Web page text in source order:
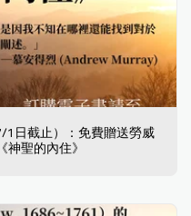
日截止）：免費贈送勞威
聖的內住》